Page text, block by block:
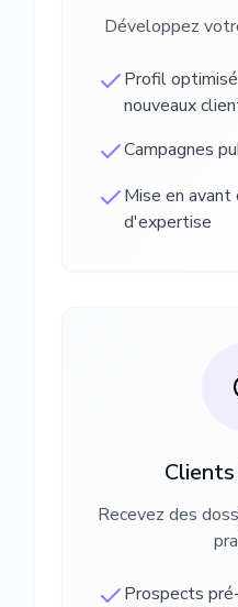
Développez
Profil
nouveaux
Campagnes
Mise en avant
d'expertise
Recevez des
Prospects